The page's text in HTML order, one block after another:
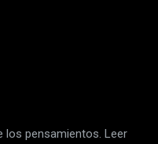
los pensamientos. Leer